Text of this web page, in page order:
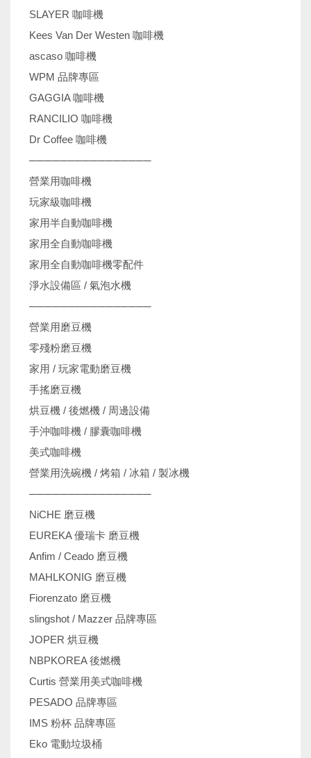
SLAYER 咖啡機
Kees Van Der Westen 咖啡機
ascaso 咖啡機
WPM 品牌專區
GAGGIA 咖啡機
RANCILIO 咖啡機
Dr Coffee 咖啡機
────────────────
營業用咖啡機
玩家級咖啡機
家用半自動咖啡機
家用全自動咖啡機
家用全自動咖啡機零配件
淨水設備區 / 氣泡水機
────────────────
營業用磨豆機
零殘粉磨豆機
家用 / 玩家電動磨豆機
手搖磨豆機
烘豆機 / 後燃機 / 周邊設備
手沖咖啡機 / 膠囊咖啡機
美式咖啡機
營業用洗碗機 / 烤箱 / 冰箱 / 製冰機
────────────────
NiCHE 磨豆機
EUREKA 優瑞卡 磨豆機
Anfim / Ceado 磨豆機
MAHLKONIG 磨豆機
Fiorenzato 磨豆機
slingshot / Mazzer 品牌專區
JOPER 烘豆機
NBPKOREA 後燃機
Curtis 營業用美式咖啡機
PESADO 品牌專區
IMS 粉杯 品牌專區
Eko 電動垃圾桶